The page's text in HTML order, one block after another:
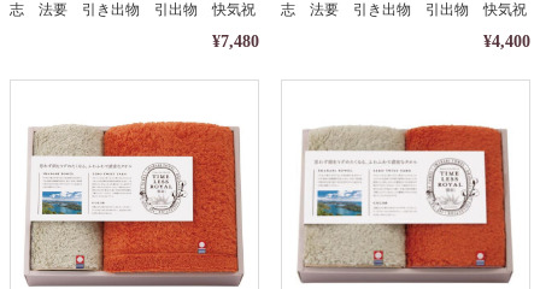
志 法要 引き出物 引出物 快気祝
¥7,480
志 法要 引き出物 引出物 快気祝
¥4,400